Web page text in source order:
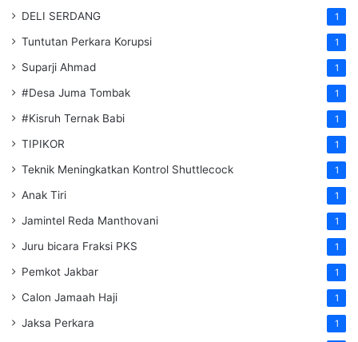
DELI SERDANG 1
Tuntutan Perkara Korupsi 1
Suparji Ahmad 1
#Desa Juma Tombak 1
#Kisruh Ternak Babi 1
TIPIKOR 1
Teknik Meningkatkan Kontrol Shuttlecock 1
Anak Tiri 1
Jamintel Reda Manthovani 1
Juru bicara Fraksi PKS 1
Pemkot Jakbar 1
Calon Jamaah Haji 1
Jaksa Perkara 1